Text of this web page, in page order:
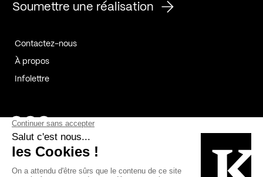
Soumettre une réalisation
Contactez-nous
À propos
Infolettre
Page Facebook de Kollectif
Page Instagram de Kollectif
Page Linkedin de Kollectif